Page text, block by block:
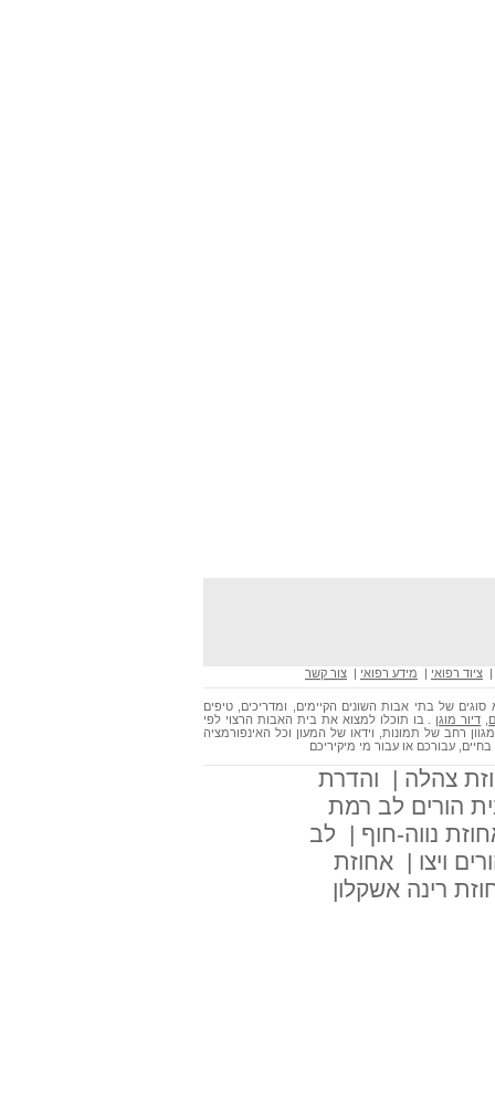
ממגנים בתי אבות בדרום
אבות ובתי דיור מוגן
ומי משלם את הארנונה על בתי
אבות ?
| ציוד רפואי | מידע רפואי | צור קשר
של בתי אבות השונים הקיימים, ומדריכים, טיפים
דיור מוגן . בו תוכלו למצוא את בית האבות הרצוי לפי
רחב של תמונות, וידאו של המעון וכל האינפורמציה
עבורכם או עבור מי מיקיריכם
צהלה | והדרת
הורים לב רמת
נווה-חוף | לב
ויצו | אחוזת
רינה אשקלון